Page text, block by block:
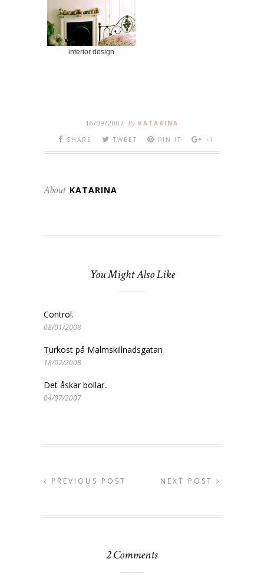
interior design
16/09/2007 By KATARINA
SHARE
TWEET PIN IT +1
About KATARINA
You Might Also Like
Control.
08/01/2008
Turkost på Malmskillnadsgatan
18/02/2008
Det åskar bollar..
04/07/2007
PREVIOUS POST NEXT POST
2 Comments